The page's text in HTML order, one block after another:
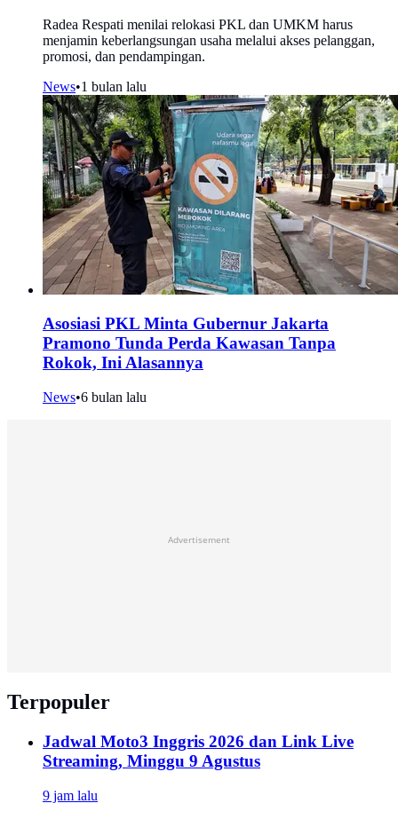
Radea Respati menilai relokasi PKL dan UMKM harus
menjamin keberlangsungan usaha melalui akses pelanggan,
promosi, dan pendampingan.
News•1 bulan lalu
Asosiasi PKL Minta Gubernur Jakarta
Pramono Tunda Perda Kawasan Tanpa
Rokok, Ini Alasannya
News•6 bulan lalu
Advertisement
Terpopuler
Jadwal Moto3 Inggris 2026 dan Link Live
Streaming, Minggu 9 Agustus
9 jam lalu